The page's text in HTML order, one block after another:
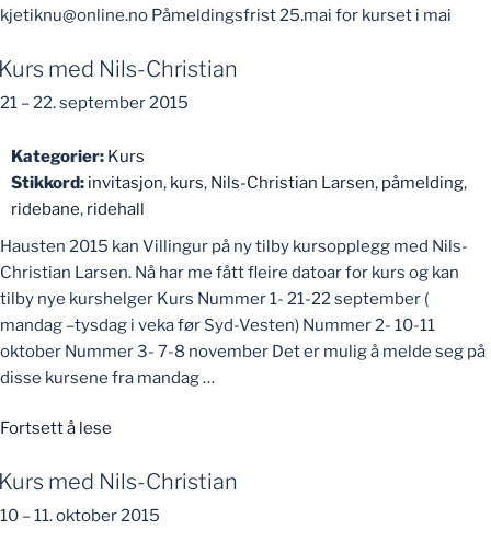
kjetiknu@online.no Påmeldingsfrist 25.mai for kurset i mai
med Nils-Christian
21 – 22. september 2015
Kategorier: Kurs
Stikkord: invitasjon, kurs, Nils-Christian Larsen, påmelding,
ridebane, ridehall
Hausten 2015 kan Villingur på ny tilby kursopplegg med Nils-
Christian Larsen. Nå har me fått fleire datoar for kurs og kan
tilby nye kurshelger Kurs Nummer 1- 21-22 september (
mandag –tysdag i veka før Syd-Vesten) Nummer 2- 10-11
oktober Nummer 3- 7-8 november Det er mulig å melde seg på
disse kursene fra mandag …
Fortsett å lese
Nils-
Christian»
med Nils-Christian
10 –11. oktober 2015